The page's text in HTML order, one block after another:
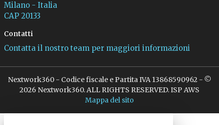
Milano - Italia
CAP 20133
Contatti
Contatta il nostro team per maggiori informazioni
Nextwork360 - Codice fiscale e Partita IVA 13868590962 - ©
2026 Nextwork360. ALL RIGHTS RESERVED. ISP AWS
Mappa del sito